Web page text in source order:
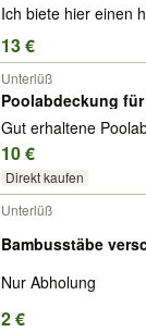
Ich biete hier einen
13 €
Unterlüß
Poolabdeckung
Gut erhaltene
10 €
Direkt kaufen
Unterlüß
Bambusstäbe
Nur Abholung
2 €